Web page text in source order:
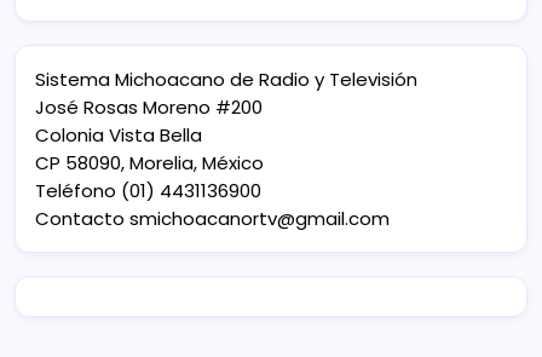
Sistema Michoacano de Radio y Televisión
José Rosas Moreno #200
Colonia Vista Bella
CP 58090, Morelia, México
Teléfono (01) 4431136900
Contacto smichoacanortv@gmail.com